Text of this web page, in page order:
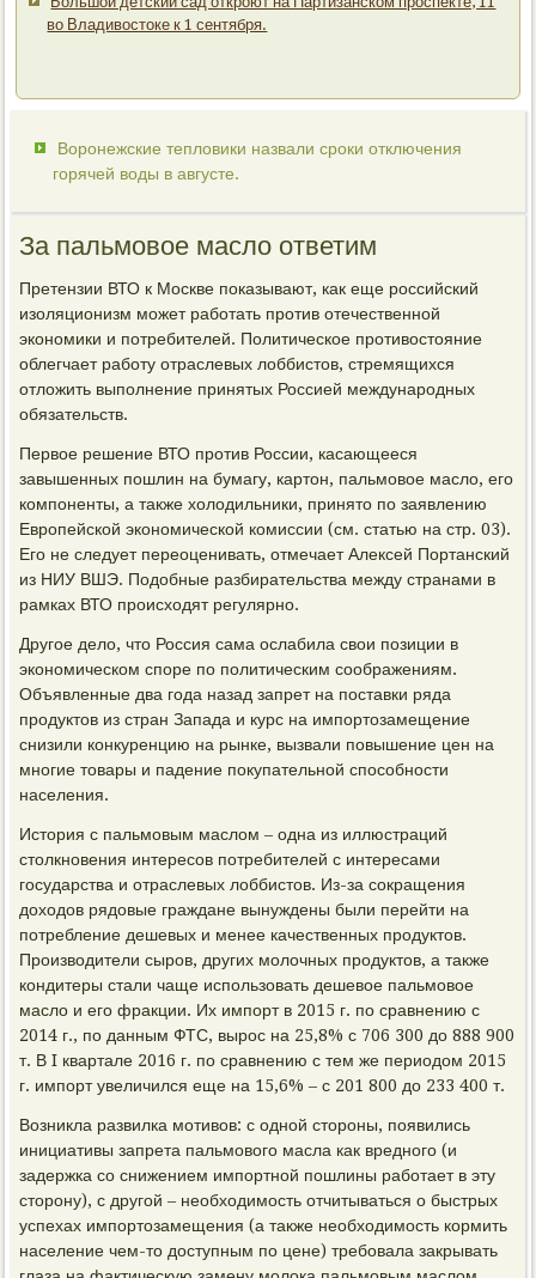
во Владивостоке к 1 сентября.
Воронежские тепловики назвали сроки отключения
горячей воды в августе.
За пальмовое масло ответим
Претензии ВТО к Москве показывают, как еще российский
изоляционизм может работать против отечественной
экономики и потребителей. Политическое противостояние
облегчает работу отраслевых лоббистов, стремящихся
отложить выполнение принятых Россией международных
обязательств.
Первое решение ВТО против России, касающееся
завышенных пошлин на бумагу, картон, пальмовое масло, его
компоненты, а также холодильники, принято по заявлению
Европейской экономической комиссии (см. статью на стр. 03).
Его не следует переоценивать, отмечает Алексей Портанский
из НИУ ВШЭ. Подобные разбирательства между странами в
рамках ВТО происходят регулярно.
Другое дело, что Россия сама ослабила свои позиции в
экономическом споре по политическим соображениям.
Объявленные два года назад запрет на поставки ряда
продуктов из стран Запада и курс на импортозамещение
снизили конкуренцию на рынке, вызвали повышение цен на
многие товары и падение покупательной способности
населения.
История с пальмовым маслом – одна из иллюстраций
столкновения интересов потребителей с интересами
государства и отраслевых лоббистов. Из-за сокращения
доходов рядовые граждане вынуждены были перейти на
потребление дешевых и менее качественных продуктов.
Производители сыров, других молочных продуктов, а также
кондитеры стали чаще использовать дешевое пальмовое
масло и его фракции. Их импорт в 2015 г. по сравнению с
2014 г., по данным ФТС, вырос на 25,8% с 706 300 до 888 900
т. В I квартале 2016 г. по сравнению с тем же периодом 2015
г. импорт увеличился еще на 15,6% – с 201 800 до 233 400 т.
Возникла развилка мотивов: с одной стороны, появились
инициативы запрета пальмового масла как вредного (и
задержка со снижением импортной пошлины работает в эту
сторону), с другой – необходимость отчитываться о быстрых
успехах импортозамещения (а также необходимость кормить
население чем-то доступным по цене) требовала закрывать